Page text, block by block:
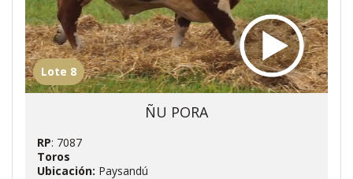
Lote 8
ÑU PORA
RP: 7087
Toros
Ubicación: Paysandú